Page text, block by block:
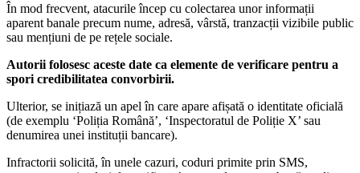
În mod frecvent, atacurile încep cu colectarea unor informații
aparent banale precum nume, adresă, vârstă, tranzacții vizibile public
sau mențiuni de pe rețele sociale.
Autorii folosesc aceste date ca elemente de verificare pentru a
spori credibilitatea convorbirii.
Ulterior, se inițiază un apel în care apare afișată o identitate oficială
(de exemplu ‘Poliția Română’, ‘Inspectoratul de Poliție X’ sau
denumirea unei instituții bancare).
Infractorii solicită, în unele cazuri, coduri primite prin SMS,